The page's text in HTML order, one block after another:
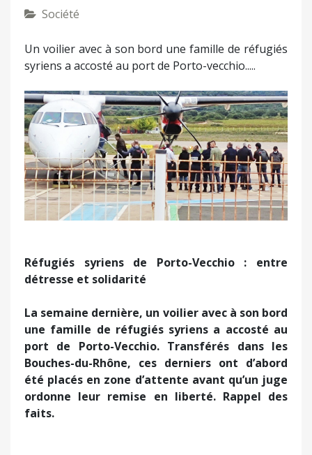
Société
Un voilier avec à son bord une famille de réfugiés
syriens a accosté au port de Porto-vecchio.....
Réfugiés syriens de Porto-Vecchio : entre
détresse et solidarité
La semaine dernière, un voilier avec à son bord
une famille de réfugiés syriens a accosté au
port de Porto-Vecchio. Transférés dans les
Bouches-du-Rhône, ces derniers ont d’abord
été placés en zone d’attente avant qu’un juge
ordonne leur remise en liberté. Rappel des
faits.